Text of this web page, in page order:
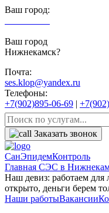
Ваш город:
Ваш город
Нижнекамск?
Почта:
ses.klop@yandex.ru
Телефоны:
+7(902)895-06-69 |
Заказать звонок
СанЭпидемКонтроль
Главная СЭС в
Наш девиз: работаем для
открыто, деньги берем
Наши работыВакансии